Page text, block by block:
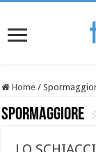
Home /
Spormaggiore